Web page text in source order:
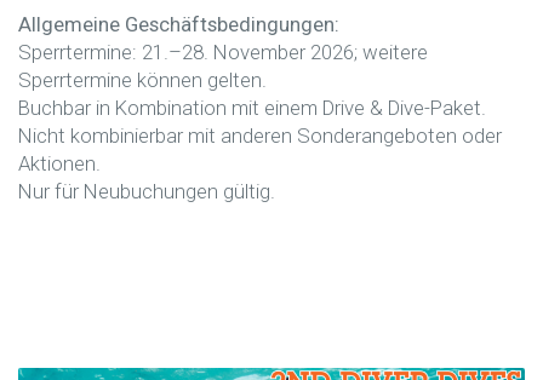
Allgemeine Geschäftsbedingungen:
Sperrtermine: 21.–28. November 2026; weitere
Sperrtermine können gelten.
Buchbar in Kombination mit einem Drive & Dive-Paket.
Nicht kombinierbar mit anderen Sonderangeboten oder
Aktionen.
Nur für Neubuchungen gültig.